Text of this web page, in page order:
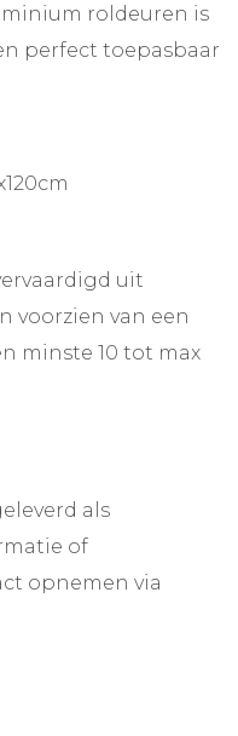
roldeuren is
perfect toepasbaar
uit
voorzien van een
minste 10 tot max
als
of
opnemen via